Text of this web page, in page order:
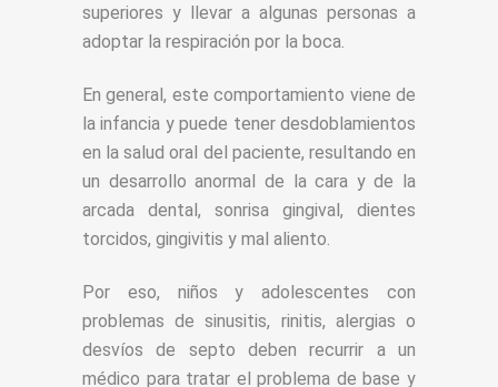
superiores y llevar a algunas personas a
adoptar la respiración por la boca.
En general, este comportamiento viene de
la infancia y puede tener desdoblamientos
en la salud oral del paciente, resultando en
un desarrollo anormal de la cara y de la
arcada dental, sonrisa gingival, dientes
torcidos, gingivitis y mal aliento.
Por eso, niños y adolescentes con
problemas de sinusitis, rinitis, alergias o
desvíos de septo deben recurrir a un
médico para tratar el problema de base y